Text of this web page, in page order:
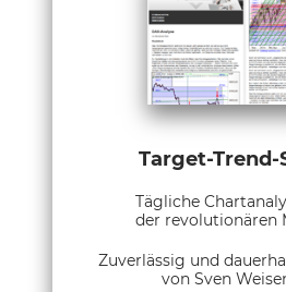
Target-Trend-
Tägliche
der revolutionären
Zuverlässig und
von Sven